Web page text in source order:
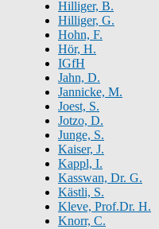
Hilliger, B.
Hilliger, G.
Hohn, F.
Hör, H.
IGfH
Jahn, D.
Jannicke, M.
Joest, S.
Jotzo, D.
Junge, S.
Kaiser, J.
Kappl, I.
Kasswan, Dr. G.
Kästli, S.
Kleve, Prof.Dr. H.
Knorr, C.